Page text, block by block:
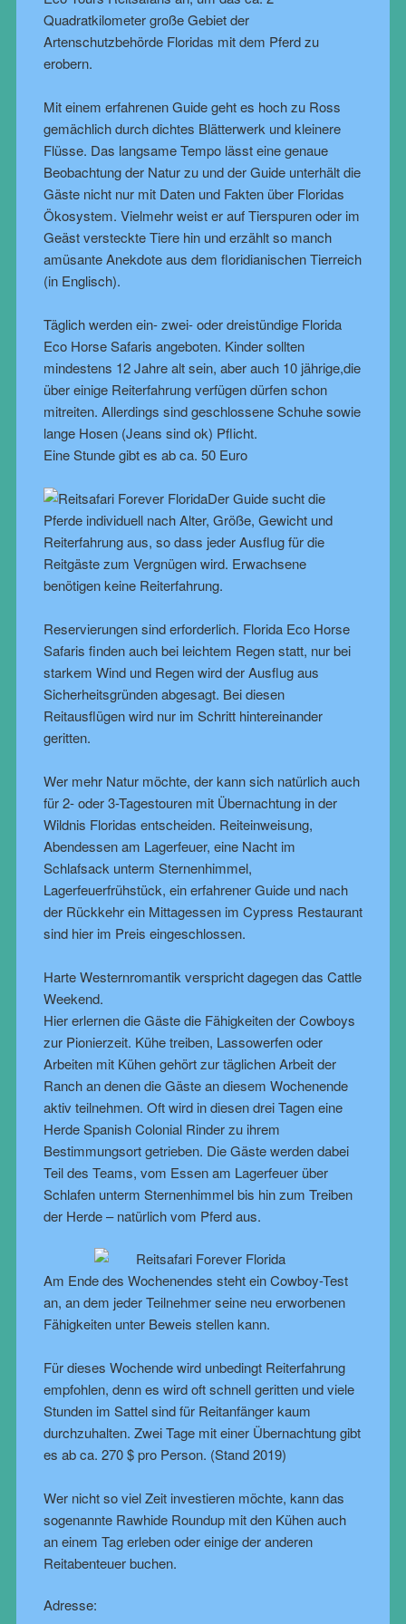
Quadratkilometer große Gebiet der
Artenschutzbehörde Floridas mit dem Pferd zu
erobern.
Mit einem erfahrenen Guide geht es hoch zu Ross
gemächlich durch dichtes Blätterwerk und kleinere
Flüsse. Das langsame Tempo lässt eine genaue
Beobachtung der Natur zu und der Guide unterhält die
Gäste nicht nur mit Daten und Fakten über Floridas
Ökosystem. Vielmehr weist er auf Tierspuren oder im
Geäst versteckte Tiere hin und erzählt so manch
amüsante Anekdote aus dem floridianischen Tierreich
(in Englisch).
Täglich werden ein- zwei- oder dreistündige Florida
Eco Horse Safaris angeboten. Kinder sollten
mindestens 12 Jahre alt sein, aber auch 10 jährige,die
über einige Reiterfahrung verfügen dürfen schon
mitreiten. Allerdings sind geschlossene Schuhe sowie
lange Hosen (Jeans sind ok) Pflicht.
Eine Stunde gibt es ab ca. 50 Euro
Der Guide sucht die
Pferde individuell nach Alter, Größe, Gewicht und
Reiterfahrung aus, so dass jeder Ausflug für die
Reitgäste zum Vergnügen wird. Erwachsene
benötigen keine Reiterfahrung.
Reservierungen sind erforderlich. Florida Eco Horse
Safaris finden auch bei leichtem Regen statt, nur bei
starkem Wind und Regen wird der Ausflug aus
Sicherheitsgründen abgesagt. Bei diesen
Reitausflügen wird nur im Schritt hintereinander
geritten.
Wer mehr Natur möchte, der kann sich natürlich auch
für 2- oder 3-Tagestouren mit Übernachtung in der
Wildnis Floridas entscheiden. Reiteinweisung,
Abendessen am Lagerfeuer, eine Nacht im
Schlafsack unterm Sternenhimmel,
Lagerfeuerfrühstück, ein erfahrener Guide und nach
der Rückkehr ein Mittagessen im Cypress Restaurant
sind hier im Preis eingeschlossen.
Harte Westernromantik verspricht dagegen das Cattle
Weekend.
Hier erlernen die Gäste die Fähigkeiten der Cowboys
zur Pionierzeit. Kühe treiben, Lassowerfen oder
Arbeiten mit Kühen gehört zur täglichen Arbeit der
Ranch an denen die Gäste an diesem Wochenende
aktiv teilnehmen. Oft wird in diesen drei Tagen eine
Herde Spanish Colonial Rinder zu ihrem
Bestimmungsort getrieben. Die Gäste werden dabei
Teil des Teams, vom Essen am Lagerfeuer über
Schlafen unterm Sternenhimmel bis hin zum Treiben
der Herde – natürlich vom Pferd aus.
Am Ende des Wochenendes steht ein Cowboy-Test
an, an dem jeder Teilnehmer seine neu erworbenen
Fähigkeiten unter Beweis stellen kann.
Für dieses Wochende wird unbedingt Reiterfahrung
empfohlen, denn es wird oft schnell geritten und viele
Stunden im Sattel sind für Reitanfänger kaum
durchzuhalten. Zwei Tage mit einer Übernachtung gibt
es ab ca. 270 $ pro Person. (Stand 2019)
Wer nicht so viel Zeit investieren möchte, kann das
sogenannte Rawhide Roundup mit den Kühen auch
an einem Tag erleben oder einige der anderen
Reitabenteuer buchen.
Adresse: